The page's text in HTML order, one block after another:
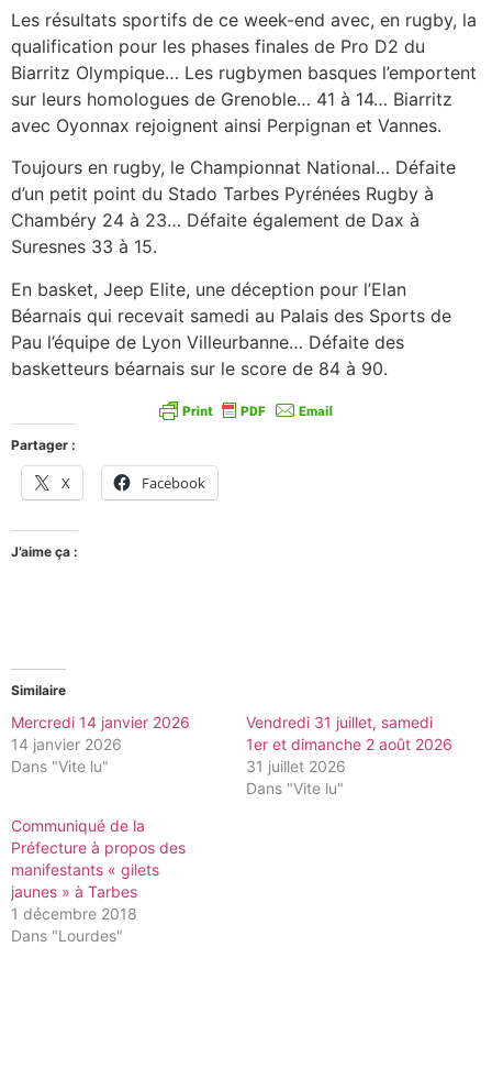
Les résultats sportifs de ce week-end avec, en rugby, la
qualification pour les phases finales de Pro D2 du
Biarritz Olympique… Les rugbymen basques l’emportent
sur leurs homologues de Grenoble… 41 à 14… Biarritz
avec Oyonnax rejoignent ainsi Perpignan et Vannes.
Toujours en rugby, le Championnat National… Défaite
d’un petit point du Stado Tarbes Pyrénées Rugby à
Chambéry 24 à 23… Défaite également de Dax à
Suresnes 33 à 15.
En basket, Jeep Elite, une déception pour l’Elan
Béarnais qui recevait samedi au Palais des Sports de
Pau l’équipe de Lyon Villeurbanne… Défaite des
basketteurs béarnais sur le score de 84 à 90.
Partager :
X Facebook
J’aime ça :
Similaire
Mercredi 14 janvier 2026
14 janvier 2026
Dans "Vite lu"
Vendredi 31 juillet, samedi
1er et dimanche 2 août 2026
31 juillet 2026
Dans "Vite lu"
Communiqué de la
Préfecture à propos des
manifestants « gilets
jaunes » à Tarbes
1 décembre 2018
Dans "Lourdes"